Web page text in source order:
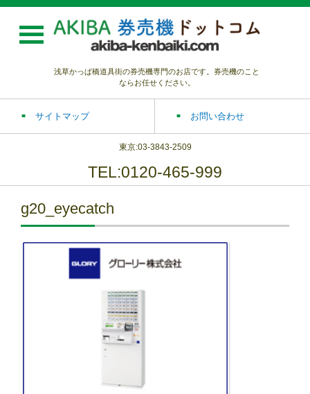
浅草かっぱ橋道具街の券売機専門のお店です。券売機のこと
ならお任せください。
サイトマップ お問い合わせ
東京:03-3843-2509
TEL:0120-465-999
g20_eyecatch